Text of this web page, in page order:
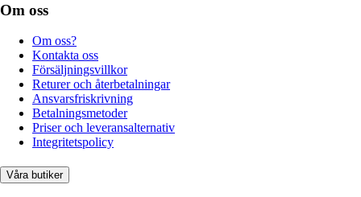
Om oss
Om oss?
Kontakta oss
Försäljningsvillkor
Returer och återbetalningar
Ansvarsfriskrivning
Betalningsmetoder
Priser och leveransalternativ
Integritetspolicy
Våra butiker